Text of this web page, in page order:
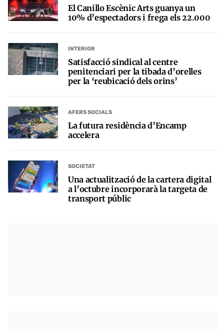
El Canillo Escènic Arts guanya un
10% d’espectadors i frega els 22.000
INTERIOR
Satisfacció sindical al centre
penitenciari per la tibada d’orelles
per la ‘reubicació dels orins’
AFERS SOCIALS
La futura residència d’Encamp
accelera
SOCIETAT
Una actualització de la cartera digital
a l’octubre incorporarà la targeta de
transport públic